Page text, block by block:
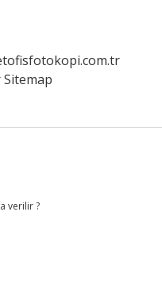
Sitemap
verilir ?